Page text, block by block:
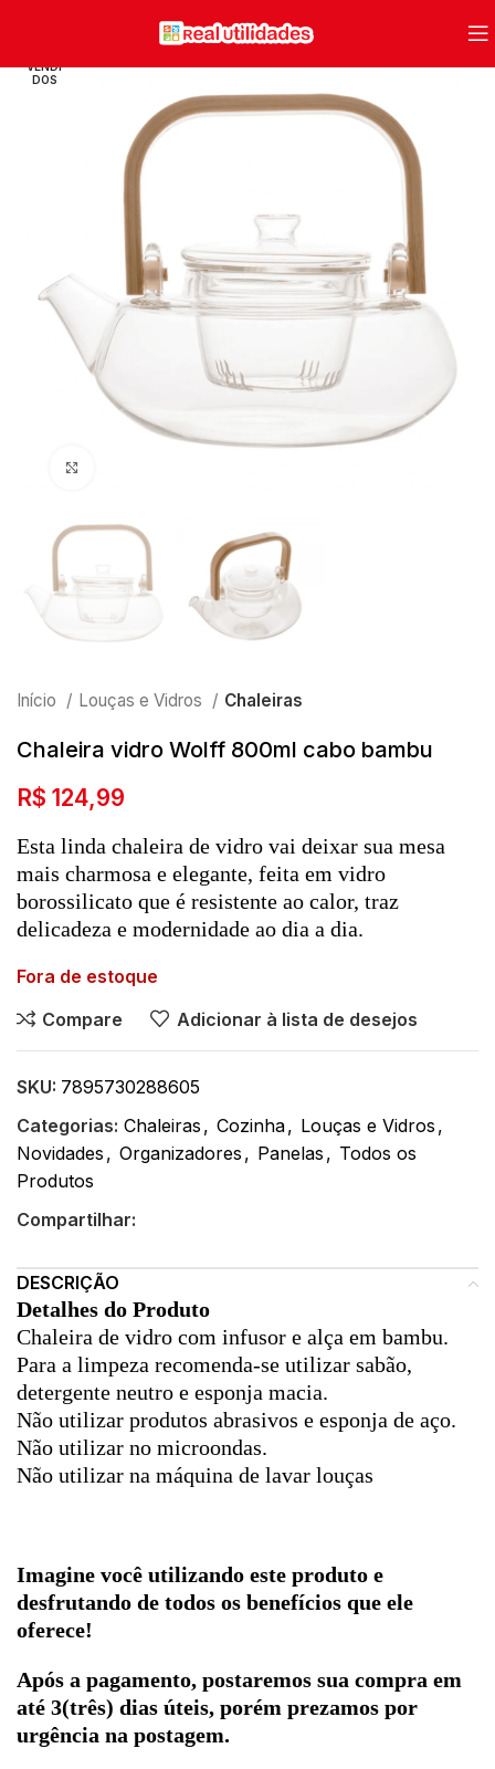
VENDI
DOS
Início Louças e Vidros Chaleiras
Chaleira vidro Wolff 800ml cabo bambu
R$ 124,99
Esta linda chaleira de vidro vai deixar sua mesa
mais charmosa e elegante, feita em vidro
borossilicato que é resistente ao calor, traz
delicadeza e modernidade ao dia a dia.
Fora de estoque
Compare
Adicionar à lista de desejos
SKU: 7895730288605
Categorias: Chaleiras , Cozinha, Louças e Vidros ,
Novidades , Organizadores , Panelas , Todos os
Produtos
Compartilhar:
DESCRIÇÃO
Detalhes do Produto
Chaleira de vidro com infusor e alça em bambu.
Para a limpeza recomenda-se utilizar sabão,
detergente neutro e esponja macia.
Não utilizar produtos abrasivos e esponja de aço.
Não utilizar no microondas.
Não utilizar na máquina de lavar louças
Imagine você utilizando este produto e
desfrutando de todos os benefícios que ele
oferece!
Após a pagamento, postaremos sua compra em
até 3(três) dias úteis, porém prezamos por
urgência na postagem.